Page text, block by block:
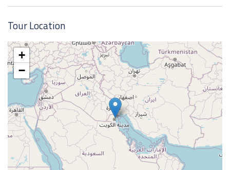
01/01/2025 FLYDUBAİ HAVAYOLLARI
Tour Location
+
−